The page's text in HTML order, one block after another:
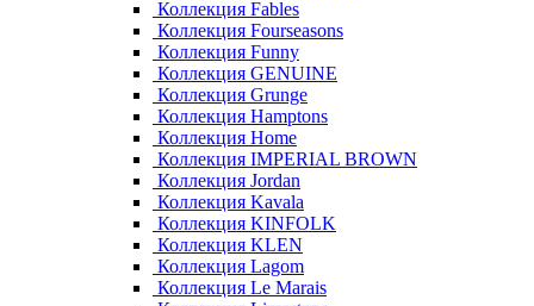
Коллекция Fables
Коллекция Fourseasons
Коллекция Funny
Коллекция GENUINE
Коллекция Grunge
Коллекция Hamptons
Коллекция Home
Коллекция IMPERIAL BROWN
Коллекция Jordan
Коллекция Kavala
Коллекция KINFOLK
Коллекция KLEN
Коллекция Lagom
Коллекция Le Marais